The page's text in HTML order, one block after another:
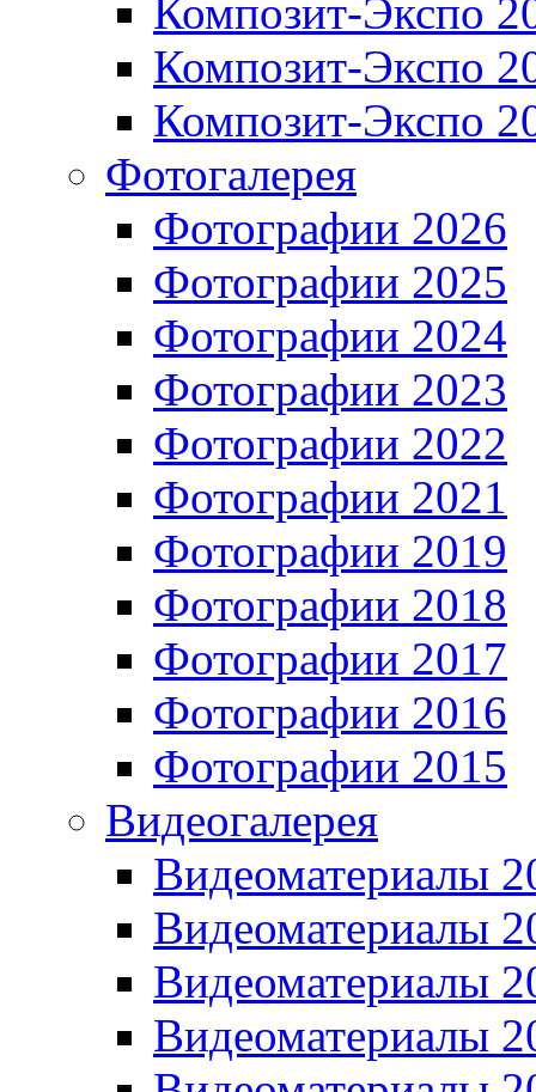
Композит-Экспо
Композит-Экспо
Композит-Экспо
Фотогалерея
Фотографии 2026
Фотографии 2025
Фотографии 2024
Фотографии 2023
Фотографии 2022
Фотографии 2021
Фотографии 2019
Фотографии 2018
Фотографии 2017
Фотографии 2016
Фотографии 2015
Видеогалерея
Видеоматериалы
Видеоматериалы
Видеоматериалы
Видеоматериалы